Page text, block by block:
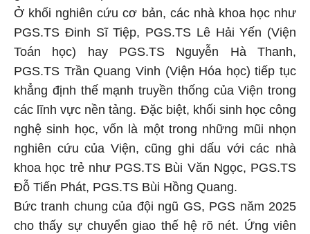
Ở khối nghiên cứu cơ bản, các nhà khoa học như
PGS.TS Đinh Sĩ Tiệp, PGS.TS Lê Hải Yến (Viện
Toán học) hay PGS.TS Nguyễn Hà Thanh,
PGS.TS Trần Quang Vinh (Viện Hóa học) tiếp tục
khẳng định thế mạnh truyền thống của Viện trong
các lĩnh vực nền tảng. Đặc biệt, khối sinh học công
nghệ sinh học, vốn là một trong những mũi nhọn
nghiên cứu của Viện, cũng ghi dấu với các nhà
khoa học trẻ như PGS.TS Bùi Văn Ngọc, PGS.TS
Đỗ Tiến Phát, PGS.TS Bùi Hồng Quang.
Bức tranh chung của đội ngũ GS, PGS năm 2025
cho thấy sự chuyển giao thế hệ rõ nét. Ứng viên